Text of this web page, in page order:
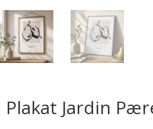
Plakat Jardin